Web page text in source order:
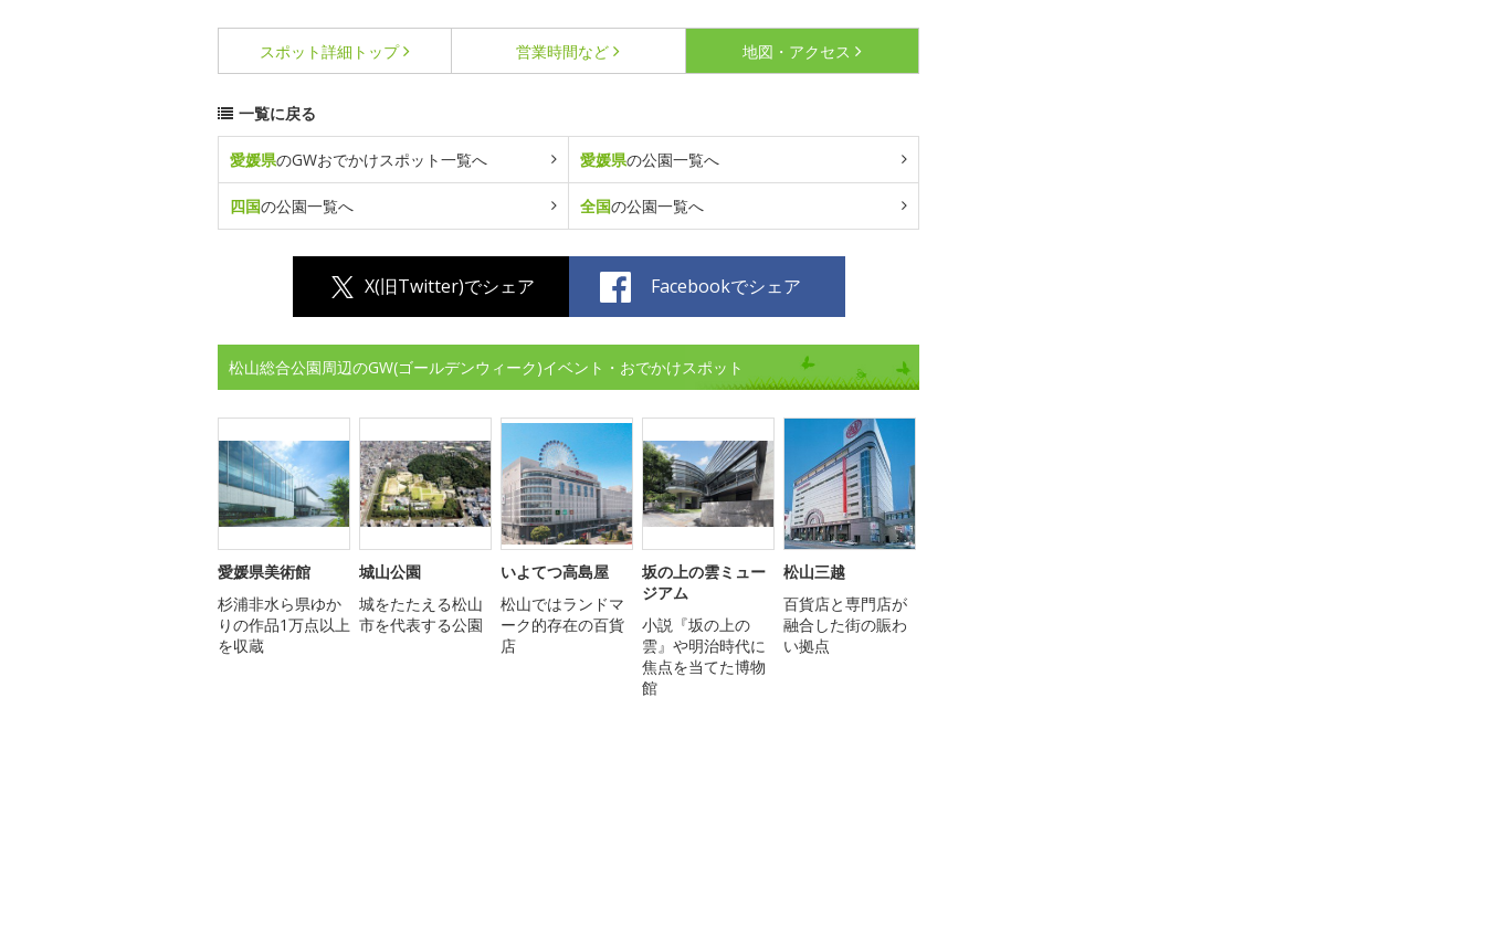
スポット詳細 トップ 営業時間など 地図・アクセス
一覧に戻る
愛媛県のGWおでかけスポット一覧へ 愛媛県の公園一覧へ
四国の公園一覧へ 全国の公園一覧へ
X(旧Twitter)でシェア Facebookでシェア
松山総合公園周辺のGW(ゴールデンウィーク)イベント・おでかけスポット
愛媛県美術館
杉浦非水ら県ゆか
りの作品1万点以上
を収蔵
城山公園
城をたたえる松山
市を代表する公園
いよてつ高島屋
松山ではランドマ
ーク的存在の百貨
店
坂の上の雲ミュー
ジアム
小説『坂の上の
雲』や明治時代に
焦点を当てた博物
館
松山三越
百貨店と専門店が
融合した街の賑わ
い拠点